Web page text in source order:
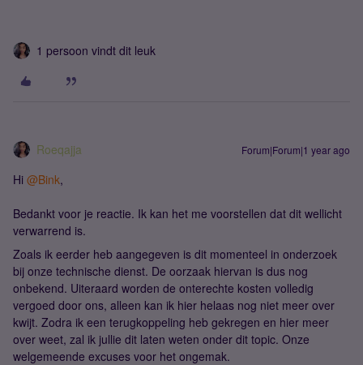
1 persoon vindt dit leuk
Roeqajja Forum|Forum|1 year ago
Hi ​ @Bink,
Bedankt voor je reactie. Ik kan het me voorstellen dat dit wellicht
verwarrend is.
Zoals ik eerder heb aangegeven is dit momenteel in onderzoek
bij onze technische dienst. De oorzaak hiervan is dus nog
onbekend. Uiteraard worden de onterechte kosten volledig
vergoed door ons, alleen kan ik hier helaas nog niet meer over
kwijt. Zodra ik een terugkoppeling heb gekregen en hier meer
over weet, zal ik jullie dit laten weten onder dit topic. Onze
welgemeende excuses voor het ongemak.